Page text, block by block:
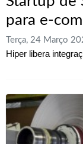
para e-
Terça, 24 Março
Hiper libera